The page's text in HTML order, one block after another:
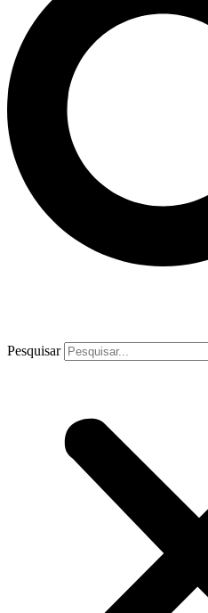
Pesquisar